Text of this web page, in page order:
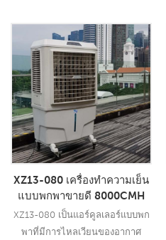
ใช้มอเตอร์พัดลม 3.0KW ให้ลมแรง
30000 CMH ความเร็ว 12 ระดับ ใช้
แผ่นทำความเย็น 5090
ประสิทธิภาพการทำความเย็นชั้นนำ
ของอุตสาหกรรม21
อ่านเพิ่มเติม
XZ13-080 เครื่องทำความเย็น
แบบพกพาขายดี 8000CMH
XZ13-080 เป็นแอร์คูลเลอร์แบบพก
พาที่มีการไหลเวียนของอากาศ